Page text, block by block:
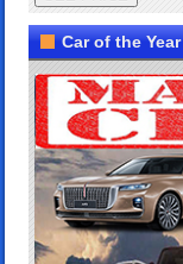
Car of the Year